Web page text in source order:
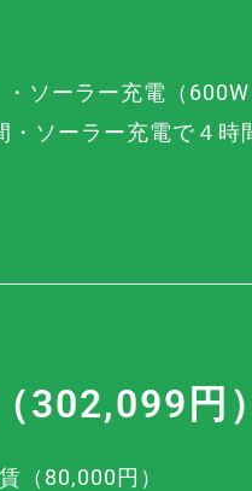
ソーラー充電（600W
ソーラー充電で４
302,099円）
（80,000円）